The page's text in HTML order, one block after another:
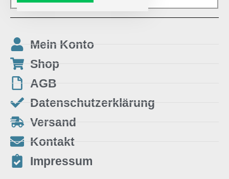
Mein Konto
Shop
AGB
Datenschutzerklärung
Versand
Kontakt
Impressum